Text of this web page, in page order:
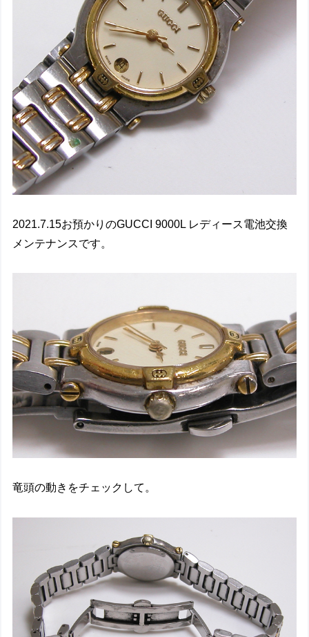
2021.7.15お預かりのGUCCI 9000L レディース電池交換
メンテナンスです。
竜頭の動きをチェックして。